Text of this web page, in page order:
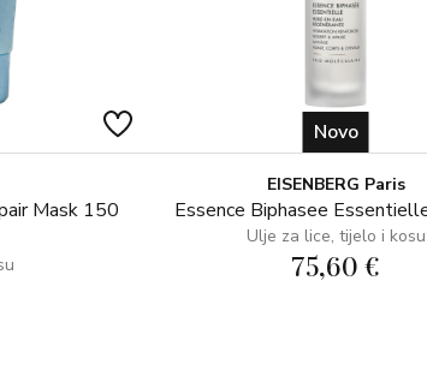
Mask 150
Novo
EISENBERG Paris
Essence Biphasee
Ulje za lice, tijelo i kosu
75,60 €